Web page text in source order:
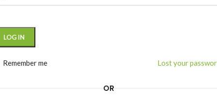
LOG IN
Lost your
Remember me
OR